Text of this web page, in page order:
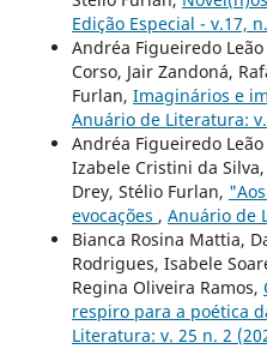
Edição Especial - v.17,
Andréa Figueiredo
Corso, Jair Zandoná,
Furlan, Imaginários e
Anuário de Literatura:
Andréa Figueiredo
Izabele Cristini da
Drey, Stélio Furlan,
evocações , Anuário de
Bianca Rosina Mattia,
Rodrigues, Isabele
Regina Oliveira Ramos,
respiro para a poética
Literatura: v. 25 n. 2